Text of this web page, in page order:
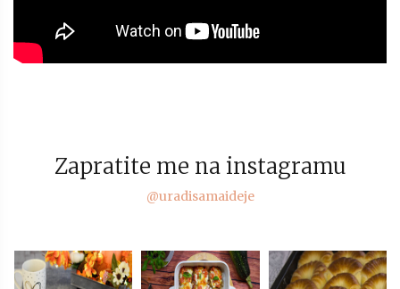
Zapratite me na instagramu
@uradisamaideje